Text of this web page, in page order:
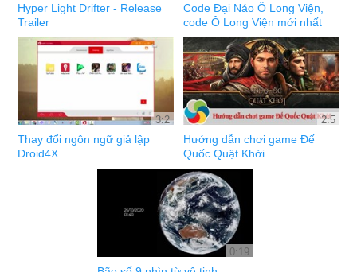
Hyper Light Drifter - Release
Trailer
Code Đại Náo Ô Long Viện,
code Ô Long Viện mới nhất
3:2
Thay đổi ngôn ngữ giả lập
Droid4X
2:5
Hướng dẫn chơi game Đế
Quốc Quật Khởi
0:19